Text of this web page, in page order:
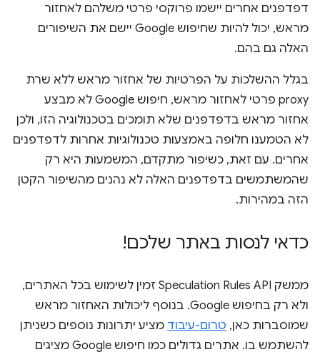
דפדפנים אחרים יישמו פרוקסי פרטי משלהם לאחזור
מראש, יכול להיות שחיפוש Google יישם את השיפורים
האלה גם בהם.
בגלל ההשלכות על הפרטיות של אחזור מראש ללא שרת
proxy פרטי לאחזור מראש, חיפוש Google לא מבצע
אחזור מראש בדפדפנים שלא תומכים בטכנולוגיה הזו, ולכן
לא הטמענו חלופה באמצעות טכנולוגיות אחרות לדפדפנים
אחרים. עם זאת, כשיפור מתקדם, המשמעות היא רק
שהמשתמשים בדפדפנים האלה לא נהנים מהשיפור הקטן
הזה במהירות.
כדאי לנסות באתר שלכם!
ממשק Speculation Rules API זמין לשימוש בכל האתרים,
ולא רק בחיפוש Google. בנוסף ליכולות האחזור מראש
שמוסברות כאן, טרום-עיבוד מציע יתרונות נוספים כשניתן
להשתמש בו. אתרים גדולים כמו חיפוש Google מציגים